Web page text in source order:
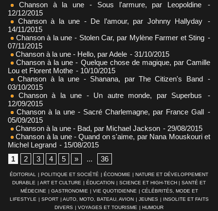
Chanson à la une - Sous l'armure, par Leopoldine
-
12/12/2015
Chanson à la une - De l’amour, par Johnny Hallyday
-
14/11/2015
Chanson à la une - Stolen Car, par Mylène Farmer et Sting -
07/11/2015
Chanson à la une - Hello, par Adele - 31/10/2015
Chanson à la une - Quelque chose de magique, par Camille
Lou et Florent Mothe - 10/10/2015
Chanson à la une - Shanana, par The Citizen's Band -
03/10/2015
Chanson à la une - Un autre monde, par Superbus
-
12/09/2015
Chanson à la une - Sacré Charlemagne, par France Gall -
05/09/2015
Chanson à la une - Bad, par Michael Jackson - 29/08/2015
Chanson à la une - Quand on s'aime, par Nana Mouskouri et
Michel Legrand - 15/08/2015
1
2 3 4 5 » ... 36
ÉDITORIAL | POLITIQUE ET SOCIÉTÉ | ÉCONOMIE | NATURE ET DÉVELOPPEMENT
DURABLE | ART ET CULTURE | ÉDUCATION | SCIENCE ET HIGH-TECH | SANTÉ ET
MÉDECINE | GASTRONOMIE | VIE QUOTIDIENNE | CÉLÉBRITÉS, MODE ET
LIFESTYLE | SPORT | AUTO, MOTO, BATEAU, AVION | JEUNES | INSOLITE ET FAITS
DIVERS | VOYAGES ET TOURISME | HUMOUR